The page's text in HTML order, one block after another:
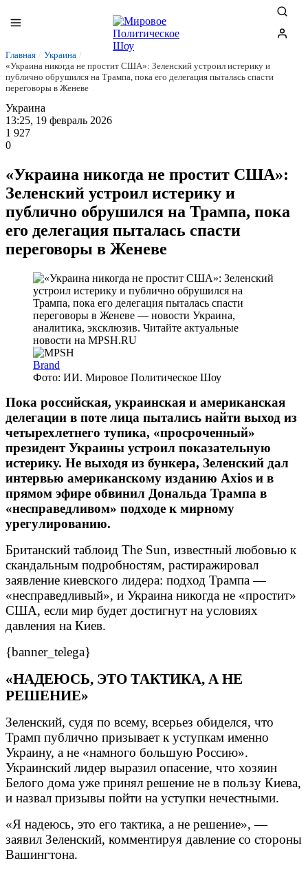
Главная / Украина /
«Украина никогда не простит США»: Зеленский устроил истерику и
публично обрушился на Трампа, пока его делегация пыталась спасти
переговоры в Женеве
Украина
13:25, 19 февраль 2026
1 927
0
«Украина никогда не простит США»:
Зеленский устроил истерику и
публично обрушился на Трампа, пока
его делегация пыталась спасти
переговоры в Женеве
Brand
Фото: ИИ. Мировое Политическое Шоу
Пока российская, украинская и американская
делегации в поте лица пытались найти выход из
четырехлетнего тупика, «просроченный»
президент Украины устроил показательную
истерику. Не выходя из бункера, Зеленский дал
интервью американскому изданию Axios и в
прямом эфире обвинил Дональда Трампа в
«несправедливом» подходе к мирному
урегулированию.
Британский таблоид The Sun, известный любовью к
скандальным подробностям, растиражировал
заявление киевского лидера: подход Трампа —
«несправедливый», и Украина никогда не «простит»
США, если мир будет достигнут на условиях
давления на Киев.
{banner_telega}
«НАДЕЮСЬ, ЭТО ТАКТИКА, А НЕ
РЕШЕНИЕ»
Зеленский, судя по всему, всерьез обиделся, что
Трамп публично призывает к уступкам именно
Украину, а не «намного большую Россию».
Украинский лидер выразил опасение, что хозяин
Белого дома уже принял решение не в пользу Киева,
и назвал призывы пойти на уступки нечестными.
«Я надеюсь, это его тактика, а не решение», —
заявил Зеленский, комментируя давление со стороны
Вашингтона.